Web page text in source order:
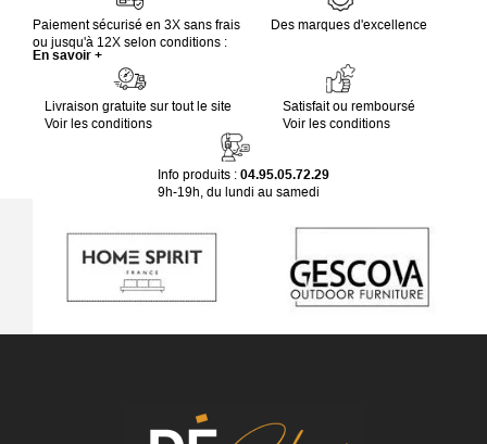
Paiement sécurisé en 3X sans frais
ou jusqu'à 12X selon conditions :
En savoir +
Des marques d'excellence
Livraison gratuite sur tout le site
Voir les conditions
Satisfait ou remboursé
Voir les conditions
Info produits : 04.95.05.72.29
9h-19h, du lundi au samedi